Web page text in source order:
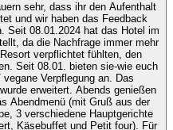
sehr, dass ihr den Aufenthalt
und wir haben das Feedback
da die Nachfrage immer mehr
verpflichtet fühlten, den
Seit 08.01. bieten sie-wie euch
Verpflegung an. Das
erweitert. Abends genießen
Abendmenü (mit Gruß aus der
3 verschiedene Hauptgerichte
Käsebuffet und Petit four). Für